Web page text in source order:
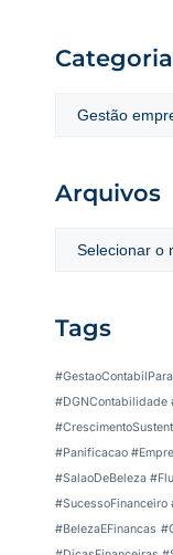
Arquivos
Tags
#DGNContabilidade
#Panificacao
#SalaoDeBeleza
#SucessoFinanceiro
#BelezaEFinancas